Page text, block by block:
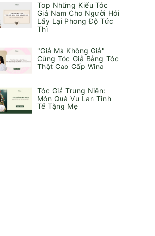
Top Những Kiểu Tóc
Giả Nam Cho Người Hói
Lấy Lại Phong Độ Tức
Thì
"Giả Mà Không Giả"
Cùng Tóc Giả Bằng Tóc
Thật Cao Cấp Wina
Tóc Giả Trung Niên:
Món Quà Vu Lan Tinh
Tế Tặng Mẹ